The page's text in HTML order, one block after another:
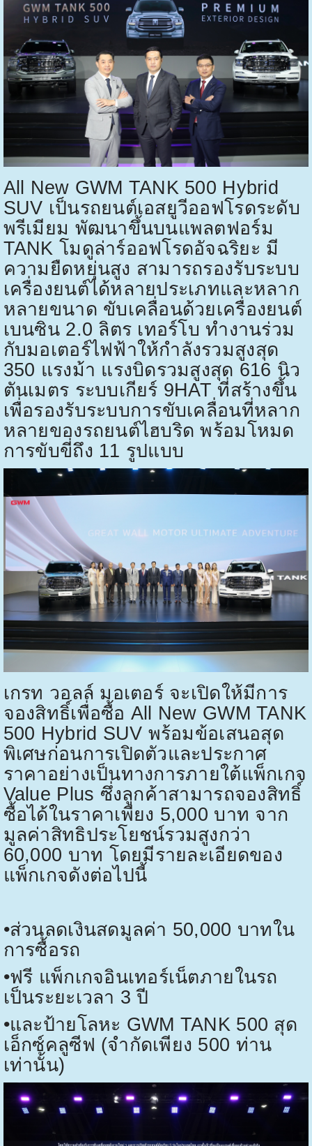
All New GWM TANK 500 Hybrid
SUV เป็นรถยนต์เอสยูวีออฟโรดระดับ
พรีเมียม พัฒนาขึ้นบนแพลตฟอร์ม
TANK โมดูล่าร์ออฟโรดอัจฉริยะ มี
ความยืดหยุ่นสูง สามารถรองรับระบบ
เครื่องยนต์ได้หลายประเภทและหลาก
หลายขนาด ขับเคลื่อนด้วยเครื่องยนต์
เบนซิน 2.0 ลิตร เทอร์โบ ทำงานร่วม
กับมอเตอร์ไฟฟ้าให้กำลังรวมสูงสุด
350 แรงม้า แรงบิดรวมสูงสุด 616 นิว
ตันเมตร ระบบเกียร์ 9HATที่สร้างขึ้น
เพื่อรองรับระบบการขับเคลื่อนที่หลาก
หลายของรถยนต์ไฮบริด พร้อมโหมด
การขับขี่ถึง 11 รูปแบบ
เกรท วอลล์ มอเตอร์ จะเปิดให้มีการ
จองสิทธิ์เพื่อซื้อ All New GWM TANK
500 Hybrid SUV พร้อมข้อเสนอสุด
พิเศษก่อนการเปิดตัวและประกาศ
ราคาอย่างเป็นทางการภายใต้แพ็กเกจ
Value Plus ซึ่งลูกค้าสามารถจองสิทธิ์
ซื้อได้ในราคาเพียง 5,000 บาท จาก
มูลค่าสิทธิประโยชน์รวมสูงกว่า
60,000 บาท โดยมีรายละเอียดของ
แพ็กเกจดังต่อไปนี้
•ส่วนลดเงินสดมูลค่า 50,000 บาทใน
การซื้อรถ
•ฟรี แพ็กเกจอินเทอร์เน็ตภายในรถ
เป็นระยะเวลา 3 ปี
•และป้ายโลหะ GWM TANK 500 สุด
เอ็กซ์คลูซีฟ (จำกัดเพียง 500 ท่าน
เท่านั้น)